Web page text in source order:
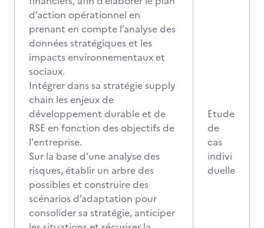
d’action opérationnel en
prenant en compte l’analyse des
données stratégiques et les
impacts environnementaux et
sociaux.
Intégrer dans sa stratégie supply
chain les enjeux de
développement durable et de
RSE en fonction des objectifs de
l'entreprise.
Sur la base d’une analyse des
risques, établir un arbre des
possibles et construire des
scénarios d’adaptation pour
consolider sa stratégie, anticiper
Etude
de
cas
indivi
duelle